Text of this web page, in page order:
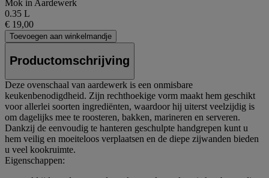
Mok in Aardewerk
0.35 L
€ 19,00
Toevoegen aan winkelmandje
Productomschrijving
Deze ovenschaal van aardewerk is een onmisbare
keukenbenodigdheid. Zijn rechthoekige vorm maakt hem geschikt
voor allerlei soorten ingrediënten, waardoor hij uiterst veelzijdig is
om dagelijks mee te roosteren, bakken, marineren en serveren.
Dankzij de eenvoudig te hanteren geschulpte handgrepen kunt u
hem veilig en moeiteloos verplaatsen en de diepe zijwanden bieden
u veel kookruimte.
Eigenschappen: